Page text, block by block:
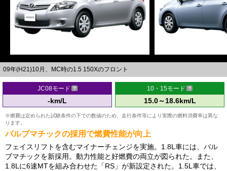
09年(H21)10月、MC時の1.5 150Xのフロント
JC08モード
-km/L
10・15モード
15.0～18.6km/L
※燃費は定められた試験条件の下での数値のため、走行条件等により実際の燃料消費率は異な
ります。
バルブマチックの採用で燃費性能が向上
フェイスリフトを含むマイナーチェンジを実施。1.8L車には、バル
ブマチックを新採用。動力性能と好燃費の両立が図られた。また、
1.8Lに6速MTを組み合わせた「RS」が新設定された。1.5L車では、